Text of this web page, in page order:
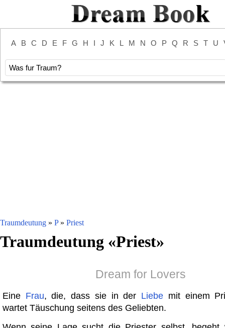
A B C D E F G H I J K L M N O P Q R S T U
Traumdeutung » P» Priest
Traumdeutung «Priest»
Dream for Lovers
Eine Frau, die, dass sie in der Liebe mit einem
wartet Täuschung seitens des Geliebten.